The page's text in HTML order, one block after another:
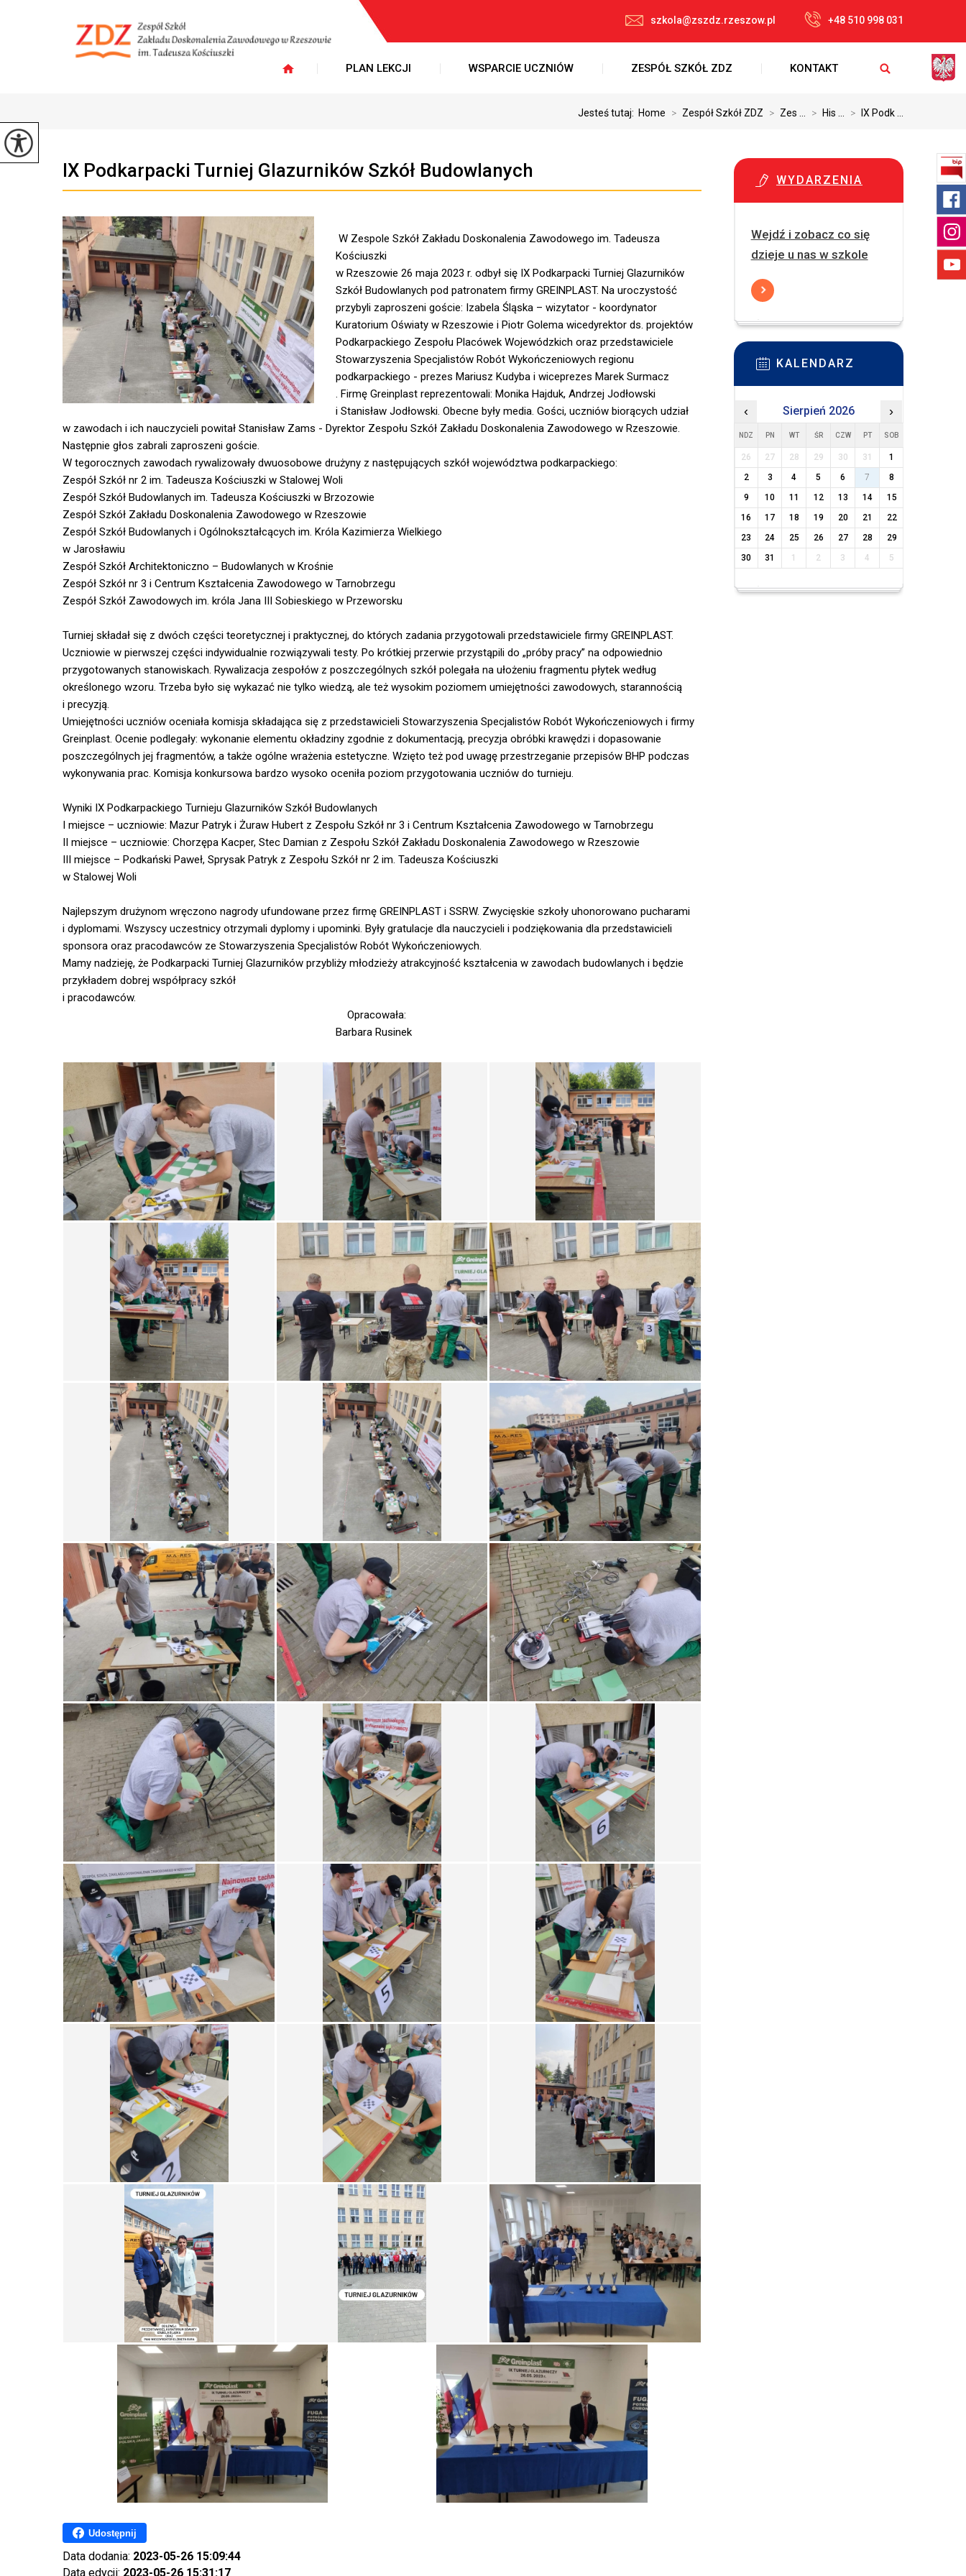
szkola@zszdz.rzeszow.pl +48 510 998 031
PLAN LEKCJI WSPARCIE UCZNIÓW ZESPÓŁ SZKÓŁ ZDZ KONTAKT
Jesteś tutaj: Home > Zespół Szkół ZDZ > Zes ... > His ... > IX Podk ...
IX Podkarpacki Turniej Glazurników Szkół Budowlanych
W Zespole Szkół Zakładu Doskonalenia Zawodowego im. Tadeusza
Kościuszki
w Rzeszowie 26 maja 2023 r. odbył się IX Podkarpacki Turniej Glazurników
Szkół Budowlanych pod patronatem firmy GREINPLAST. Na uroczystość
przybyli zaproszeni goście: Izabela Śląska – wizytator - koordynator
Kuratorium Oświaty w Rzeszowie i Piotr Golema wicedyrektor ds. projektów
Podkarpackiego Zespołu Placówek Wojewódzkich oraz przedstawiciele
Stowarzyszenia Specjalistów Robót Wykończeniowych regionu
podkarpackiego - prezes Mariusz Kudyba i wiceprezes Marek Surmacz
. Firmę Greinplast reprezentowali: Monika Hajduk, Andrzej Jodłowski
i Stanisław Jodłowski. Obecne były media. Gości, uczniów biorących udział
w zawodach i ich nauczycieli powitał Stanisław Zams - Dyrektor Zespołu Szkół Zakładu Doskonalenia Zawodowego w Rzeszowie.
Następnie głos zabrali zaproszeni goście.
W tegorocznych zawodach rywalizowały dwuosobowe drużyny z następujących szkół województwa podkarpackiego:
Zespół Szkół nr 2 im. Tadeusza Kościuszki w Stalowej Woli
Zespół Szkół Budowlanych im. Tadeusza Kościuszki w Brzozowie
Zespół Szkół Zakładu Doskonalenia Zawodowego w Rzeszowie
Zespół Szkół Budowlanych i Ogólnokształcących im. Króla Kazimierza Wielkiego
w Jarosławiu
Zespół Szkół Architektoniczno – Budowlanych w Krośnie
Zespół Szkół nr 3 i Centrum Kształcenia Zawodowego w Tarnobrzegu
Zespół Szkół Zawodowych im. króla Jana III Sobieskiego w Przeworsku
Turniej składał się z dwóch części teoretycznej i praktycznej, do których zadania przygotowali przedstawiciele firmy GREINPLAST.
Uczniowie w pierwszej części indywidualnie rozwiązywali testy. Po krótkiej przerwie przystąpili do „próby pracy” na odpowiednio
przygotowanych stanowiskach. Rywalizacja zespołów z poszczególnych szkół polegała na ułożeniu fragmentu płytek według
określonego wzoru. Trzeba było się wykazać nie tylko wiedzą, ale też wysokim poziomem umiejętności zawodowych, starannością
i precyzją.
Umiejętności uczniów oceniała komisja składająca się z przedstawicieli Stowarzyszenia Specjalistów Robót Wykończeniowych i firmy
Greinplast. Ocenie podlegały: wykonanie elementu okładziny zgodnie z dokumentacją, precyzja obróbki krawędzi i dopasowanie
poszczególnych jej fragmentów, a także ogólne wrażenia estetyczne. Wzięto też pod uwagę przestrzeganie przepisów BHP podczas
wykonywania prac. Komisja konkursowa bardzo wysoko oceniła poziom przygotowania uczniów do turnieju.
Wyniki IX Podkarpackiego Turnieju Glazurników Szkół Budowlanych
I miejsce – uczniowie: Mazur Patryk i Żuraw Hubert z Zespołu Szkół nr 3 i Centrum Kształcenia Zawodowego w Tarnobrzegu
II miejsce – uczniowie: Chorzępa Kacper, Stec Damian z Zespołu Szkół Zakładu Doskonalenia Zawodowego w Rzeszowie
III miejsce – Podkański Paweł, Sprysak Patryk z Zespołu Szkół nr 2 im. Tadeusza Kościuszki
w Stalowej Woli
Najlepszym drużynom wręczono nagrody ufundowane przez firmę GREINPLAST i SSRW. Zwycięskie szkoły uhonorowano pucharami
i dyplomami. Wszyscy uczestnicy otrzymali dyplomy i upominki. Były gratulacje dla nauczycieli i podziękowania dla przedstawicieli
sponsora oraz pracodawców ze Stowarzyszenia Specjalistów Robót Wykończeniowych.
Mamy nadzieję, że Podkarpacki Turniej Glazurników przybliży młodzieży atrakcyjność kształcenia w zawodach budowlanych i będzie
przykładem dobrej współpracy szkół
i pracodawców.
Opracowała:
Barbara Rusinek
Udostępnij
Data dodania: 2023-05-26 15:09:44
Data edycji: 2023-05-26 15:31:17
WYDARZENIA
Wejdź i zobacz co się
dzieje u nas w szkole
KALENDARZ
‹ Sierpień 2026 ›
NDZ PN WT ŚR CZW PT SOB
26 27 28 29 30 31
1
2
3 4 5 6 7
8
9
10 11 12 13 14
15
16
17 18 19 20 21
22
23
24 25 26 27 28
29
30
31 1 2 3 4 5